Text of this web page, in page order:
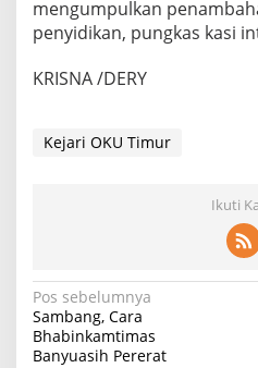
mengumpulkan
penyidikan, pungkas kasi
KRISNA /DERY
Kejari OKU Timur
Ikuti
Navigasi
pos
Pos sebelumnya
Sambang, Cara
Bhabinkamtimas
Banyuasih Pererat